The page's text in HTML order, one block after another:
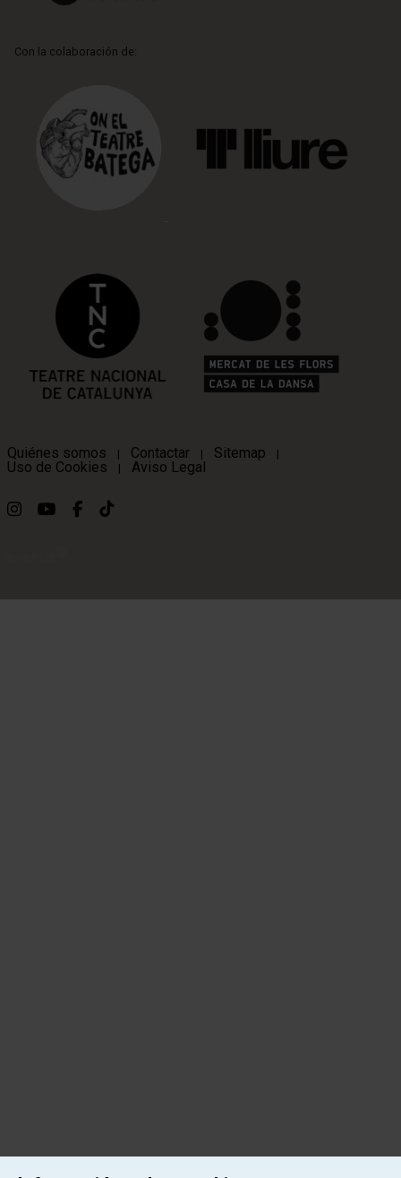
Con la colaboración de:
Quiénes somos | Contactar | Sitemap |
Uso de Cookies | Aviso Legal
Link a instagram
Link a youtube
Link a facebook
Link a ticktok